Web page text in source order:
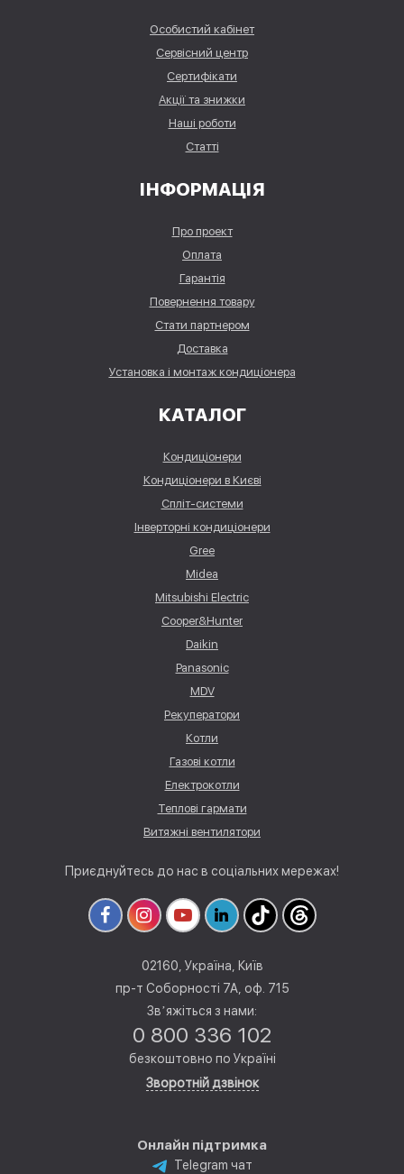
Особистий кабінет
Сервісний центр
Сертифікати
Акції та знижки
Наші роботи
Статті
ІНФОРМАЦІЯ
Про проект
Оплата
Гарантія
Повернення товару
Стати партнером
Доставка
Установка і монтаж кондиціонера
КАТАЛОГ
Кондиціонери
Кондиціонери в Києві
Спліт-системи
Інверторні кондиціонери
Gree
Midea
Mitsubishi Electric
Cooper&Hunter
Daikin
Panasonic
MDV
Рекуператори
Котли
Газові котли
Електрокотли
Теплові гармати
Витяжні вентилятори
Приєднуйтесь до нас в соціальних мережах!
02160, Україна, Київ
пр-т Соборності 7А, оф. 715
Звʼяжіться з нами:
0 800 336 102
безкоштовно по Україні
Зворотній дзвінок
Онлайн підтримка
Telegram чат